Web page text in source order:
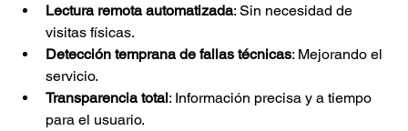
Lectura remota automatizada: Sin necesidad de
visitas físicas.
Detección temprana de fallas técnicas: Mejorando el
servicio.
Transparencia total: Información precisa y a tiempo
para el usuario.